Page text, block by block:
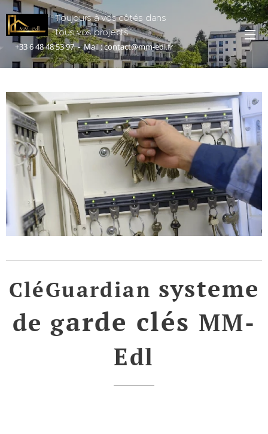
Toujours à vos côtés dans
tous vos projects
+33 6 48 48 53 97 - Mail : contact@mm-edl.fr
CléGuardian systeme
de garde clés MM-
Edl